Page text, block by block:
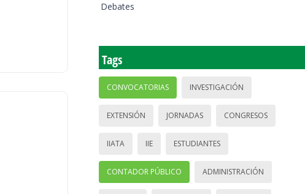
Debates
Tags
CONVOCATORIAS INVESTIGACIÓN
EXTENSIÓN JORNADAS CONGRESOS
IIATA IIE ESTUDIANTES
CONTADOR PÚBLICO ADMINISTRACIÓN